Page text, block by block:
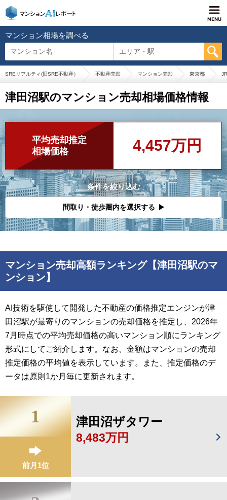
マンション相場を調べる
マンション名 エリア・駅
SREリアルティ(旧SRE不動産） 不動産売却 マンション売却 東京都
津田沼駅のマンション売却相場価格情報
平均売却推定
相場価格
4,457万円
条件を絞り込む
間取り・徒歩圏内を選択する
マンション売却高額ランキング【津田沼駅のマ
ンション】
AI技術を駆使して開発した不動産の価格推定エンジンが津
田沼駅が最寄りのマンションの売却価格を推定し、2026年
7月時点での平均売却価格の高いマンション順にランキング
形式にしてご紹介します。なお、金額はマンションの売却
推定価格の平均値を表示しています。また、推定価格のデ
ータは原則1か月毎に更新されます。
1
前月1位
津田沼ザタワー
8,483万円